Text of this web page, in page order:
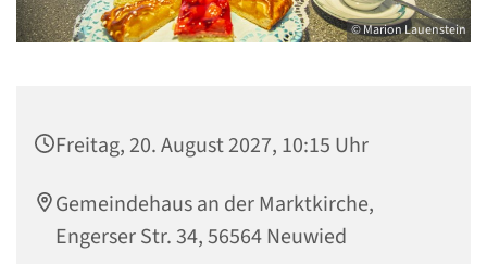
© Marion Lauenstein
Freitag, 20. August 2027, 10:15 Uhr
Gemeindehaus an der Marktkirche,
Engerser Str. 34, 56564 Neuwied